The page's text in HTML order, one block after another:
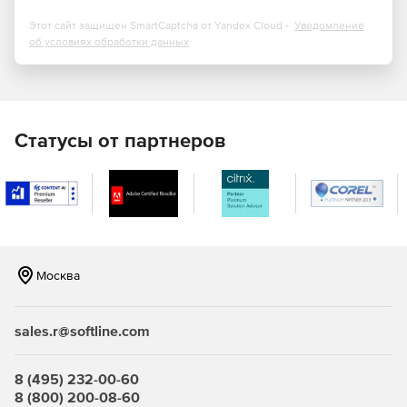
Расширяя возможности базового протокола TLS
(Transport Layer Security) для защиты передаваемой
электронной почты, Clearswift SECURE Email Gateway
определенному содержимому внутри письма. Например,
встречаются некоторые ключевые слова и фразы,
определенные как конфиденциальные. Кроме того,
шифрование может включаться при наличии в письме
информация личного характера). Средства шифрования
отправки сообщений адресатам без использования
ключей или сертификатов PGP или S/MIME.
Защита от спама
Этот сайт защищен SmartCaptcha от Yandex Cloud - Уведомление
об условиях обработки данных
Статусы от партнеров
Москва
sales.r@softline.com
8 (495) 232-00-60
8 (800) 200-08-60